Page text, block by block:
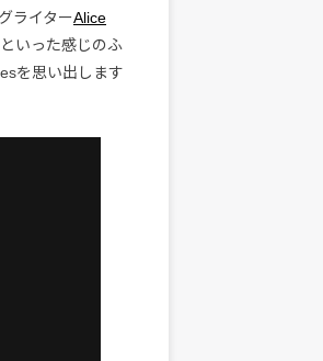
ライターAlice
いった感じのふ
を思い出します